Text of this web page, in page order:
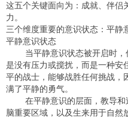
这五个关键面向为：成就、伴侣
力。
三个维度重要的意识状态：平静
平静意识状态
当平静意识状态被开启时，
是没有压力或搅扰，而是一种安
平的战士，能够战胜任何挑战，
满了平静的勇气。
在平静意识的层面，教导和
脑重要区域，以及生来用于自然